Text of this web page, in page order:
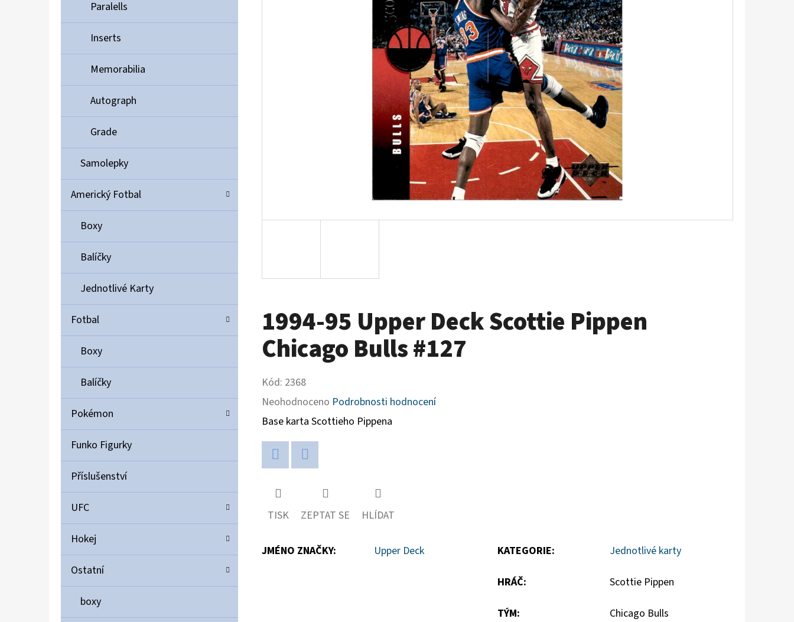
Paralells
Inserts
Memorabilia
Autograph
Grade
Samolepky
Americký Fotbal
Boxy
Balíčky
Jednotlivé Karty
Fotbal
Boxy
Balíčky
Pokémon
Funko Figurky
Příslušenství
UFC
Hokej
Ostatní
boxy
1994-95 Upper Deck Scottie Pippen
Chicago Bulls #127
Kód: 2368
Průměrné
hodnocení
produktu
Neohodnoceno Podrobnosti hodnocení
Base karta Scottieho Pippena
TISK ZEPTAT SE HLÍDAT
JMÉNO ZNAČKY: Upper Deck KATEGORIE: Jednotlivé karty
HRÁČ: Scottie Pippen
TÝM: Chicago Bulls
ULTIMATE GUARD MAGNETIC CARD CASE 35PT
POKÉMON TCG: ME05 - PITCH BLACK
BOOSTER BUNDLE
990 Kč